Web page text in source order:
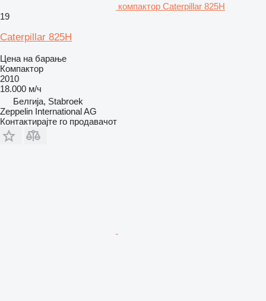
компактор Caterpillar 825H
19
Caterpillar 825H
Цена на барање
Компактор
2010
18.000 м/ч
Белгија, Stabroek
Zeppelin International AG
Контактирајте го продавачот